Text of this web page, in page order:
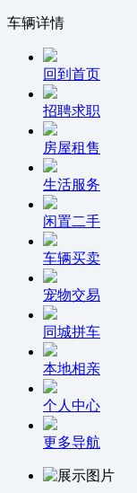
车辆详情
回到首页
招聘求职
房屋租售
生活服务
闲置二手
车辆买卖
宠物交易
同城拼车
本地相亲
个人中心
更多导航